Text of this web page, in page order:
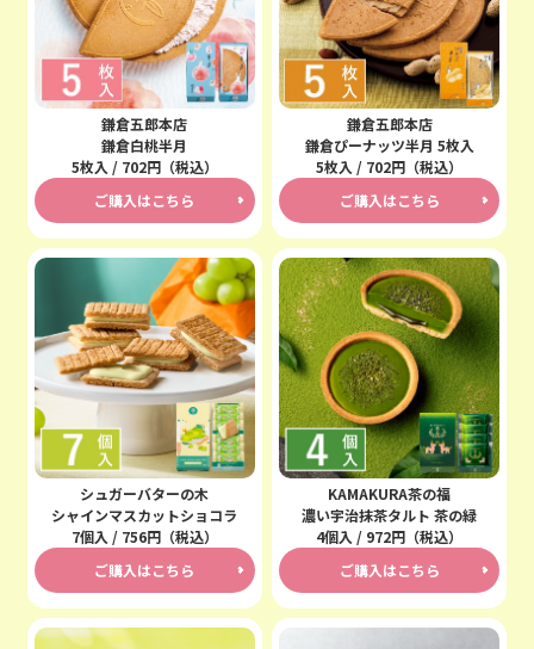
鎌倉五郎本店
鎌倉白桃半月
5枚入 / 702円（税込）
ご購入はこちら
鎌倉五郎本店
鎌倉ぴーナッツ半月 5枚入
5枚入 / 702円（税込）
ご購入はこちら
シュガーバターの木
シャインマスカットショコラ
7個入 / 756円（税込）
ご購入はこちら
KAMAKURA茶の福
濃い宇治抹茶タルト 茶の緑
4個入 / 972円（税込）
ご購入はこちら